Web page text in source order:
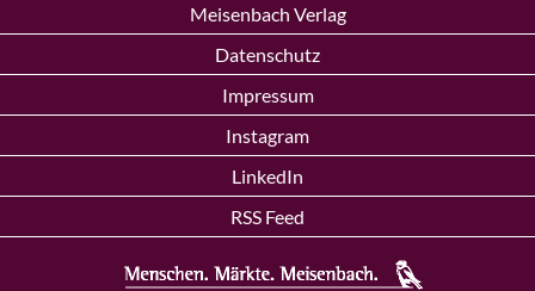
Meisenbach Verlag
Datenschutz
Impressum
Instagram
LinkedIn
RSS Feed